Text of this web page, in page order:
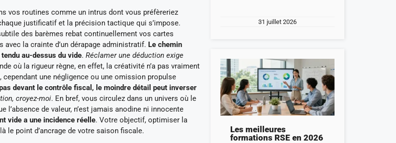
vos routines comme un intrus dont vous préfèreriez
justificatif et la précision tactique qui s’impose.
des barèmes rebat continuellement vos cartes
la crainte d’un dérapage administratif. Le chemin
au-dessus du vide. Réclamer une déduction exige
où la rigueur règne, en effet, la créativité n’a pas vraiment
une négligence ou une omission propulse
pas devant le contrôle fiscal, le moindre détail peut inverser
croyez-moi. En bref, vous circulez dans un univers où le
de valeur, n’est jamais anodine ni innocente
vide a une incidence réelle. Votre objectif, optimiser la
le point d’ancrage de votre saison fiscale.
31 juillet 2026
Les meilleures
formations RSE en 2026